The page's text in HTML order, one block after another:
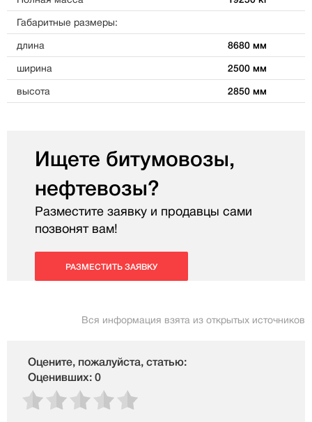
Габаритные размеры:
длина 8680 мм
ширина 2500 мм
высота 2850 мм
Ищете битумовозы,
нефтевозы?
Разместите заявку и продавцы сами
позвонят вам!
РАЗМЕСТИТЬ ЗАЯВКУ
Вся информация взята из открытых источников
Оцените, пожалуйста, статью:
Оценивших: 0